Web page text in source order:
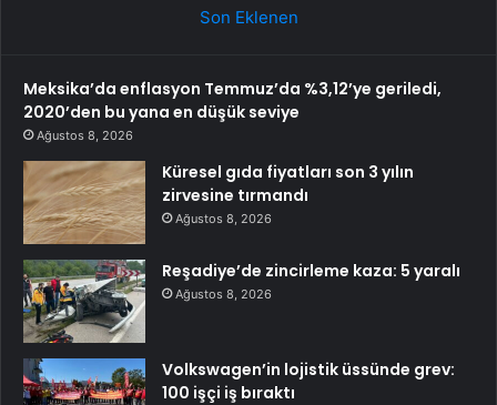
Son Eklenen
Meksika’da enflasyon Temmuz’da %3,12’ye geriledi,
2020’den bu yana en düşük seviye
Ağustos 8, 2026
Küresel gıda fiyatları son 3 yılın
zirvesine tırmandı
Ağustos 8, 2026
Reşadiye’de zincirleme kaza: 5 yaralı
Ağustos 8, 2026
Volkswagen’in lojistik üssünde grev:
100 işçi iş bıraktı